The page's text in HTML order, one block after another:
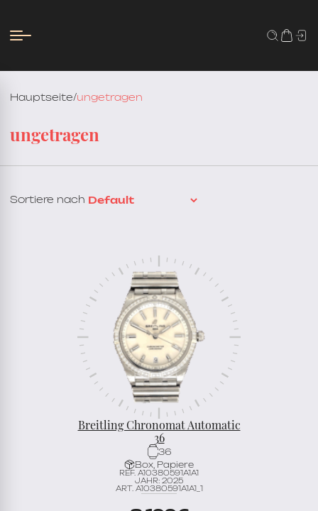
Hauptseite/ungetragen
ungetragen
Sortiere nach
Breitling Chronomat Automatic
36
36
Box, Papiere
REF. A10380591A1A1
JAHR: 2025
ART. A10380591A1A1_1